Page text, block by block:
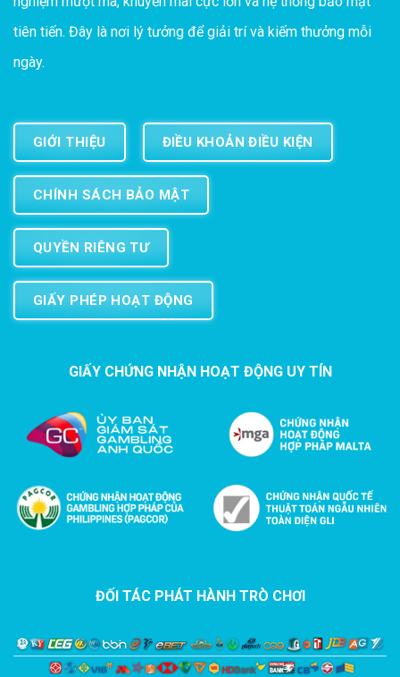
tiên tiến. Đây là nơi lý tưởng để giải trí và kiếm thưởng mỗi
ngày.
GIỚI THIỆU ĐIỀU KHOẢN ĐIỀU KIỆN
CHÍNH SÁCH BẢO MẬT
QUYỀN RIÊNG TƯ
GIẤY PHÉP HOẠT ĐỘNG
GIẤY CHỨNG NHẬN HOẠT ĐỘNG UY TÍN
ĐỐI TÁC PHÁT HÀNH TRÒ CHƠI